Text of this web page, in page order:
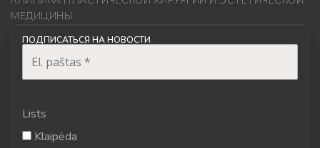
МЕДИЦИНЫ
ПОДПИСАТЬСЯ НА НОВОСТИ
Lists
Klaipėda